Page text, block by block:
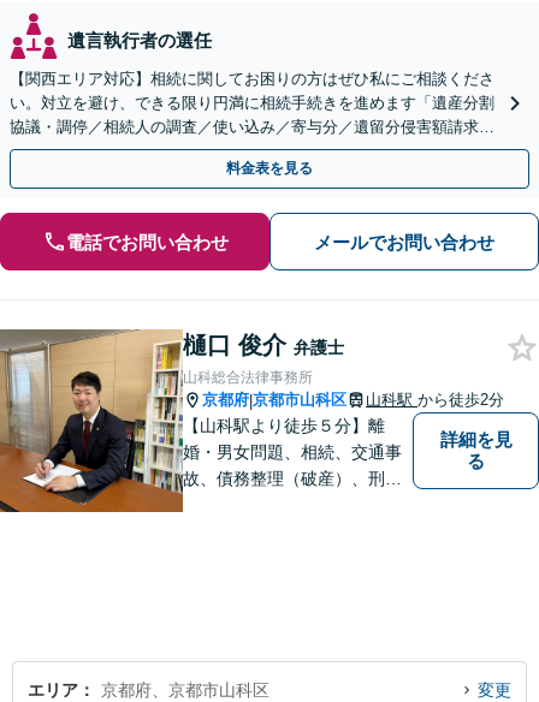
遺言執行者の選任
【関西エリア対応】相続に関してお困りの方はぜひ私にご相談くださ
い。対立を避け、できる限り円満に相続手続きを進めます「遺産分割
協議・調停／相続人の調査／使い込み／寄与分／遺留分侵害額請求／
相続放棄（借金の相続）／遺言書作成【休日・夜間相談可】
料金表を見る
電話でお問い合わせ メールでお問い合わせ
樋口 俊介 弁護士
山科総合法律事務所
京都府|京都市山科区 山科駅 から徒歩2分
【山科駅より徒歩５分】離
婚・男女問題、相続、交通事
故、債務整理（破産）、刑事
さい。
詳細を見
る
エリア 京都府、京都市山科区 変更